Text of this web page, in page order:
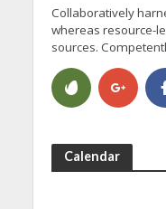
Collaboratively
whereas resource-
sources.
Calendar